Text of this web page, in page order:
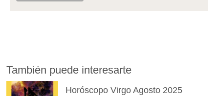
También puede interesarte
Horóscopo Virgo Agosto 2025